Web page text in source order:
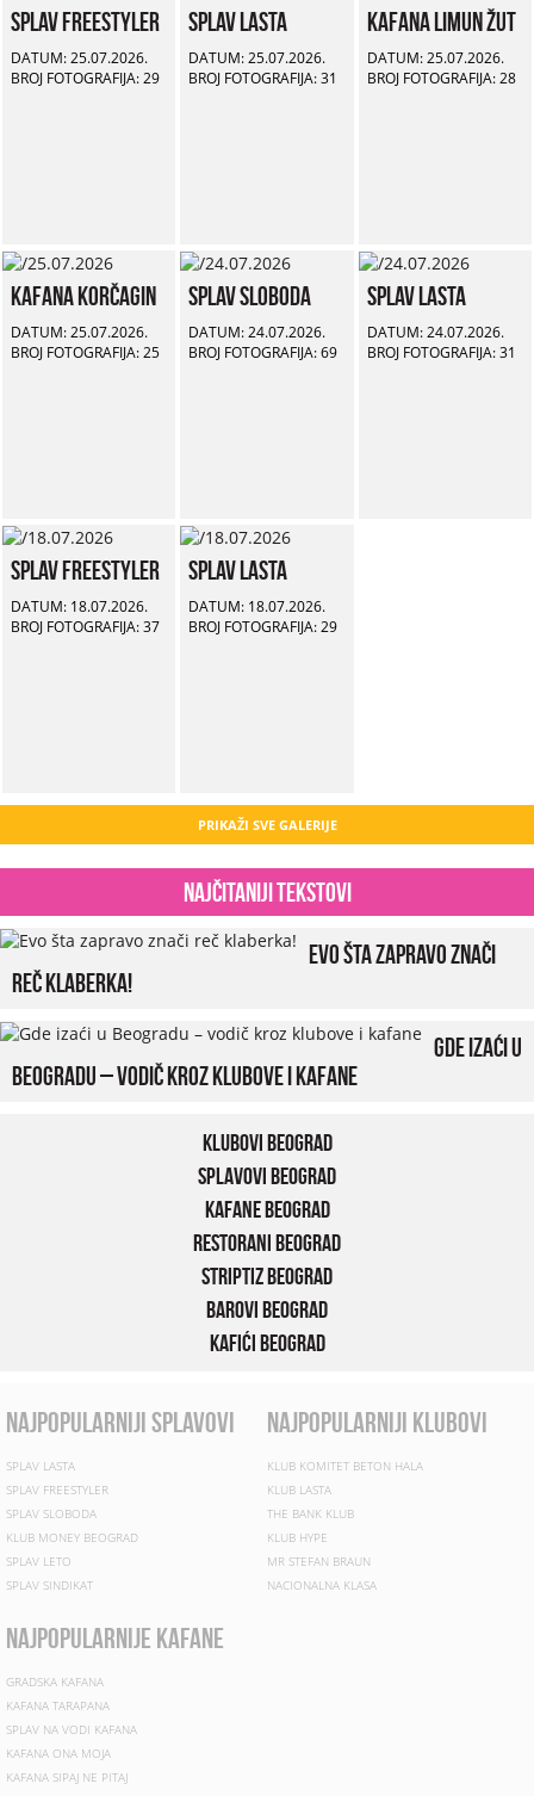
Splav Freestyler
DATUM: 25.07.2026.
BROJ FOTOGRAFIJA: 29
Splav Lasta
DATUM: 25.07.2026.
BROJ FOTOGRAFIJA: 31
Kafana Limun Žut
DATUM: 25.07.2026.
BROJ FOTOGRAFIJA: 28
Kafana Korčagin
DATUM: 25.07.2026.
BROJ FOTOGRAFIJA: 25
Splav Sloboda
DATUM: 24.07.2026.
BROJ FOTOGRAFIJA: 69
Splav Lasta
DATUM: 24.07.2026.
BROJ FOTOGRAFIJA: 31
Splav Freestyler
DATUM: 18.07.2026.
BROJ FOTOGRAFIJA: 37
Splav Lasta
DATUM: 18.07.2026.
BROJ FOTOGRAFIJA: 29
PRIKAŽI SVE GALERIJE
Najčitaniji tekstovi
Evo šta zapravo znači
reč klaberka!
Gde izaći u
Beogradu – vodič kroz klubove i kafane
Klubovi Beograd
Splavovi Beograd
Kafane Beograd
Restorani Beograd
Striptiz Beograd
Barovi Beograd
Kafići Beograd
najpopularniji splavovi
SPLAV LASTA
SPLAV FREESTYLER
SPLAV SLOBODA
KLUB MONEY BEOGRAD
SPLAV LETO
SPLAV SINDIKAT
najpopularniji klubovi
KLUB KOMITET BETON HALA
KLUB LASTA
THE BANK KLUB
KLUB HYPE
MR STEFAN BRAUN
NACIONALNA KLASA
najpopularnije kafane
GRADSKA KAFANA
KAFANA TARAPANA
SPLAV NA VODI KAFANA
KAFANA ONA MOJA
KAFANA SIPAJ NE PITAJ